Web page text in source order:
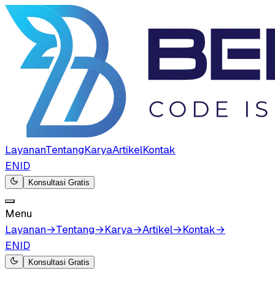
LayananTentangKaryaArtikelKontak
ENID
Konsultasi Gratis
Menu
Layanan→Tentang→Karya→Artikel→Kontak→
ENID
Konsultasi Gratis